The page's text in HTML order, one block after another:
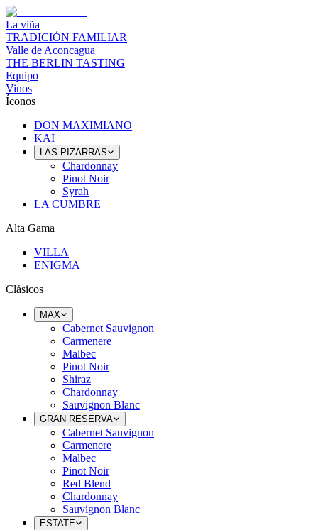
La viña
TRADICIÓN FAMILIAR
Valle de Aconcagua
THE BERLIN TASTING
Equipo
Vinos
Íconos
DON MAXIMIANO
KAI
LAS PIZARRAS
Chardonnay
Pinot Noir
Syrah
LA CUMBRE
Alta Gama
VILLA
ENIGMA
Clásicos
MAX
Cabernet Sauvignon
Carmenere
Malbec
Pinot Noir
Shiraz
Chardonnay
Sauvignon Blanc
GRAN RESERVA
Cabernet Sauvignon
Carmenere
Malbec
Pinot Noir
Red Blend
Chardonnay
Sauvignon Blanc
ESTATE